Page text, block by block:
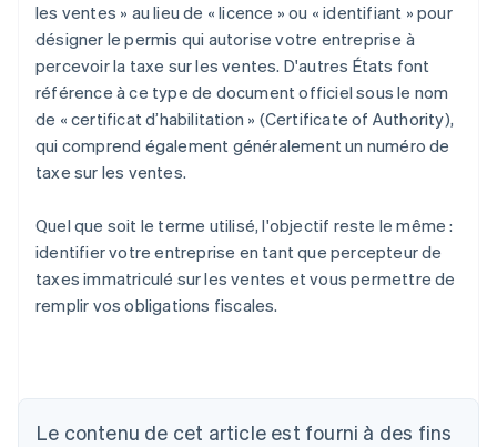
les ventes » au lieu de « licence » ou « identifiant » pour
désigner le permis qui autorise votre entreprise à
percevoir la taxe sur les ventes. D'autres États font
référence à ce type de document officiel sous le nom
de « certificat d’habilitation » (Certificate of Authority),
qui comprend également généralement un numéro de
taxe sur les ventes.
Quel que soit le terme utilisé, l'objectif reste le même :
identifier votre entreprise en tant que percepteur de
taxes immatriculé sur les ventes et vous permettre de
remplir vos obligations fiscales.
Le contenu de cet article est fourni à des fins
DeutschEnglish